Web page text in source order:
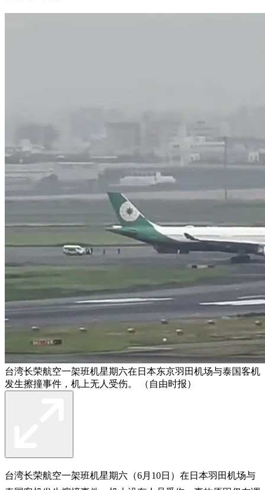
台湾长荣航空一架班机星期六在日本东京羽田机场与泰国客机
发生擦撞事件，机上无人受伤。 （自由时报）
台湾长荣航空一架班机星期六（6月10日）在日本羽田机场与